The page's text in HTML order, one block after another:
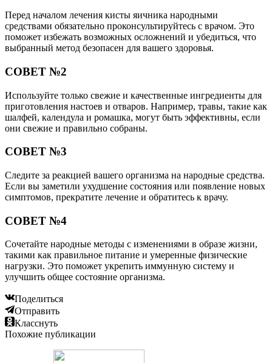
Перед началом лечения кисты яичника народными
средствами обязательно проконсультируйтесь с врачом. Это
поможет избежать возможных осложнений и убедиться, что
выбранный метод безопасен для вашего здоровья.
СОВЕТ №2
Используйте только свежие и качественные ингредиенты для
приготовления настоев и отваров. Например, травы, такие как
шалфей, календула и ромашка, могут быть эффективны, если
они свежие и правильно собраны.
СОВЕТ №3
Следите за реакцией вашего организма на народные средства.
Если вы заметили ухудшение состояния или появление новых
симптомов, прекратите лечение и обратитесь к врачу.
СОВЕТ №4
Сочетайте народные методы с изменениями в образе жизни,
такими как правильное питание и умеренные физические
нагрузки. Это поможет укрепить иммунную систему и
улучшить общее состояние организма.
Поделиться
Отправить
Класснуть
Похожие публикации